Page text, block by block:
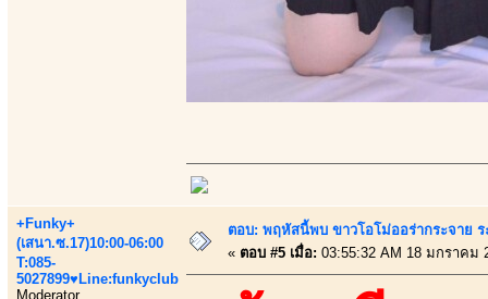
+Funky+
(เสนา.ซ.17)10:00-06:00
T:085-
5027899♥Line:funkyclub
Moderator
ตอบ: พฤหัสนี้พบ ขาวโอโม่ออร่ากระจาย
« ตอบ #5 เมื่อ: 03:55:32 AM 18 มกราคม